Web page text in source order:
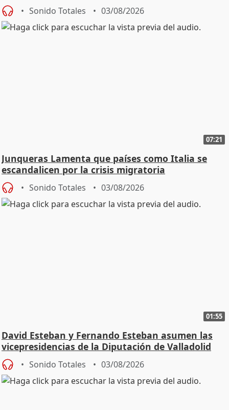
Sonido Totales 03/08/2026
07:21
Junqueras Lamenta que países como Italia se
escandalicen por la crisis migratoria
Sonido Totales 03/08/2026
01:55
David Esteban y Fernando Esteban asumen las
vicepresidencias de la Diputación de Valladolid
Sonido Totales 03/08/2026